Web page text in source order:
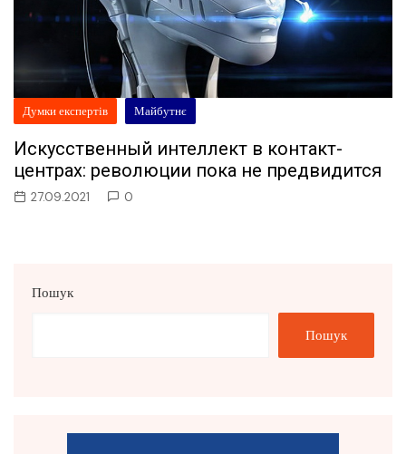
Думки експертів Майбутнє
Искусственный интеллект в контакт-
центрах: революции пока не предвидится
27.09.2021 0
Пошук
Пошук